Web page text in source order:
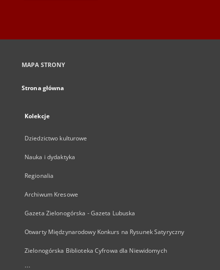
MAPA STRONY
Strona główna
Kolekcje
Dziedzictwo kulturowe
Nauka i dydaktyka
Regionalia
Archiwum Kresowe
Gazeta Zielonogórska - Gazeta Lubuska
Otwarty Międzynarodowy Konkurs na Rysunek Satyryczny
Zielonogórska Biblioteka Cyfrowa dla Niewidomych
...